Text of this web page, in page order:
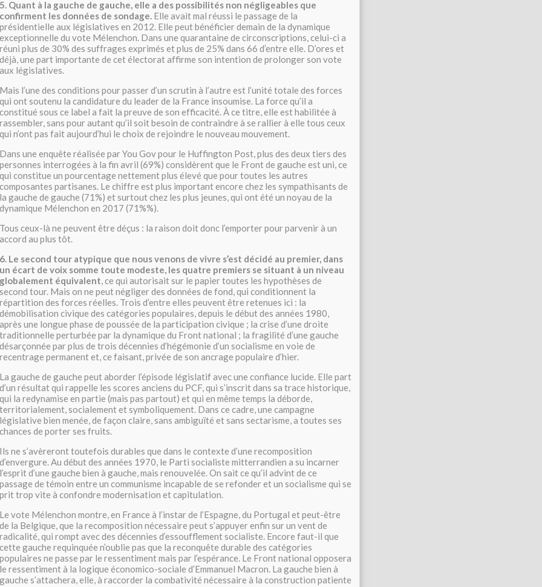
5. Quant à la gauche de gauche, elle a des possibilités non négligeables que
confirment les données de sondage. Elle avait mal réussi le passage de la
présidentielle aux législatives en 2012. Elle peut bénéficier demain de la dynamique
exceptionnelle du vote Mélenchon. Dans une quarantaine de circonscriptions, celui-ci a
réuni plus de 30% des suffrages exprimés et plus de 25% dans 66 d’entre elle. D’ores et
déjà, une part importante de cet électorat affirme son intention de prolonger son vote
aux législatives.
Mais l’une des conditions pour passer d’un scrutin à l’autre est l’unité totale des forces
qui ont soutenu la candidature du leader de la France insoumise. La force qu’il a
constitué sous ce label a fait la preuve de son efficacité. À ce titre, elle est habilitée à
rassembler, sans pour autant qu’il soit besoin de contraindre à se rallier à elle tous ceux
qui n’ont pas fait aujourd’hui le choix de rejoindre le nouveau mouvement.
Dans une enquête réalisée par You Gov pour le Huffington Post, plus des deux tiers des
personnes interrogées à la fin avril (69%) considèrent que le Front de gauche est uni, ce
qui constitue un pourcentage nettement plus élevé que pour toutes les autres
composantes partisanes. Le chiffre est plus important encore chez les sympathisants de
la gauche de gauche (71%) et surtout chez les plus jeunes, qui ont été un noyau de la
dynamique Mélenchon en 2017 (71%%).
Tous ceux-là ne peuvent être déçus : la raison doit donc l’emporter pour parvenir à un
accord au plus tôt.
6. Le second tour atypique que nous venons de vivre s’est décidé au premier, dans
un écart de voix somme toute modeste, les quatre premiers se situant à un niveau
globalement équivalent, ce qui autorisait sur le papier toutes les hypothèses de
second tour. Mais on ne peut négliger des données de fond, qui conditionnent la
répartition des forces réelles. Trois d’entre elles peuvent être retenues ici : la
démobilisation civique des catégories populaires, depuis le début des années 1980,
après une longue phase de poussée de la participation civique ; la crise d’une droite
traditionnelle perturbée par la dynamique du Front national ; la fragilité d’une gauche
désarçonnée par plus de trois décennies d’hégémonie d’un socialisme en voie de
recentrage permanent et, ce faisant, privée de son ancrage populaire d’hier.
La gauche de gauche peut aborder l’épisode législatif avec une confiance lucide. Elle part
d’un résultat qui rappelle les scores anciens du PCF, qui s’inscrit dans sa trace historique,
qui la redynamise en partie (mais pas partout) et qui en même temps la déborde,
territorialement, socialement et symboliquement. Dans ce cadre, une campagne
législative bien menée, de façon claire, sans ambiguïté et sans sectarisme, a toutes ses
chances de porter ses fruits.
Ils ne s’avèreront toutefois durables que dans le contexte d’une recomposition
d’envergure. Au début des années 1970, le Parti socialiste mitterrandien a su incarner
l’esprit d’une gauche bien à gauche, mais renouvelée. On sait ce qu’il advint de ce
passage de témoin entre un communisme incapable de se refonder et un socialisme qui se
prit trop vite à confondre modernisation et capitulation.
Le vote Mélenchon montre, en France à l’instar de l’Espagne, du Portugal et peut-être
de la Belgique, que la recomposition nécessaire peut s’appuyer enfin sur un vent de
radicalité, qui rompt avec des décennies d’essoufflement socialiste. Encore faut-il que
cette gauche requinquée n’oublie pas que la reconquête durable des catégories
populaires ne passe par le ressentiment mais par l’espérance. Le Front national opposera
le ressentiment à la logique économico-sociale d’Emmanuel Macron. La gauche bien à
gauche s’attachera, elle, à raccorder la combativité nécessaire à la construction patiente